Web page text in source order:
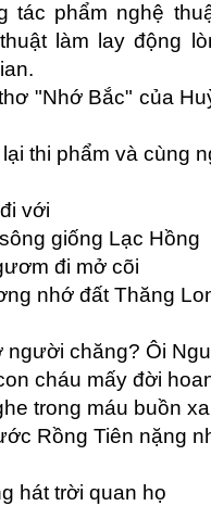
tác phẩm nghệ
làm lay động
Bắc" của
thi phẩm và cùng
với
giống Lạc Hồng
đi mở cõi
nhớ đất Thăng
chăng? Ôi
mấy đời
máu buồn
Tiên nặng
hát trời quan họ